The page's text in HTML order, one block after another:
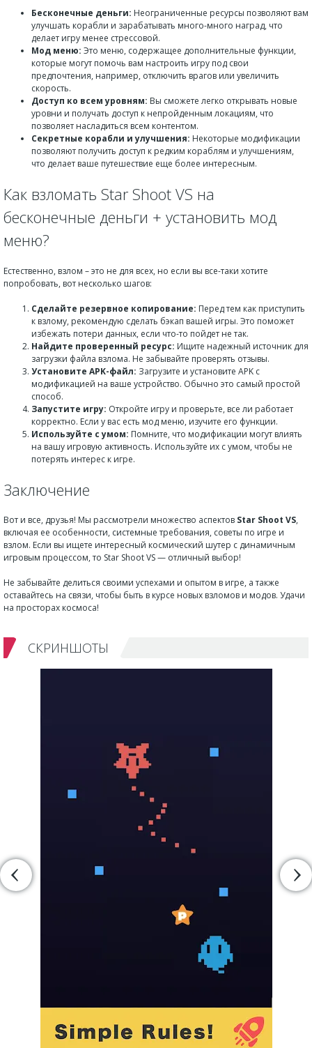
Бесконечные деньги: Неограниченные ресурсы позволяют вам
улучшать корабли и зарабатывать много-много наград, что
делает игру менее стрессовой.
Мод меню: Это меню, содержащее дополнительные функции,
которые могут помочь вам настроить игру под свои
предпочтения, например, отключить врагов или увеличить
скорость.
Доступ ко всем уровням: Вы сможете легко открывать новые
уровни и получать доступ к непройденным локациям, что
позволяет насладиться всем контентом.
Секретные корабли и улучшения: Некоторые модификации
позволяют получить доступ к редким кораблям и улучшениям,
что делает ваше путешествие еще более интересным.
Как взломать Star Shoot VS на
бесконечные деньги + установить мод
меню?
Естественно, взлом – это не для всех, но если вы все-таки хотите
попробовать, вот несколько шагов:
Сделайте резервное копирование: Перед тем как приступить
к взлому, рекомендую сделать бэкап вашей игры. Это поможет
избежать потери данных, если что-то пойдет не так.
Найдите проверенный ресурс: Ищите надежный источник для
загрузки файла взлома. Не забывайте проверять отзывы.
Установите APK-файл: Загрузите и установите APK с
модификацией на ваше устройство. Обычно это самый простой
способ.
Запустите игру: Откройте игру и проверьте, все ли работает
корректно. Если у вас есть мод меню, изучите его функции.
Используйте с умом: Помните, что модификации могут влиять
на вашу игровую активность. Используйте их с умом, чтобы не
потерять интерес к игре.
Заключение
Вот и все, друзья! Мы рассмотрели множество аспектов Star Shoot VS,
включая ее особенности, системные требования, советы по игре и
взлом. Если вы ищете интересный космический шутер с динамичным
игровым процессом, то Star Shoot VS — отличный выбор!
Не забывайте делиться своими успехами и опытом в игре, а также
оставайтесь на связи, чтобы быть в курсе новых взломов и модов. Удачи
на просторах космоса!
СКРИНШОТЫ